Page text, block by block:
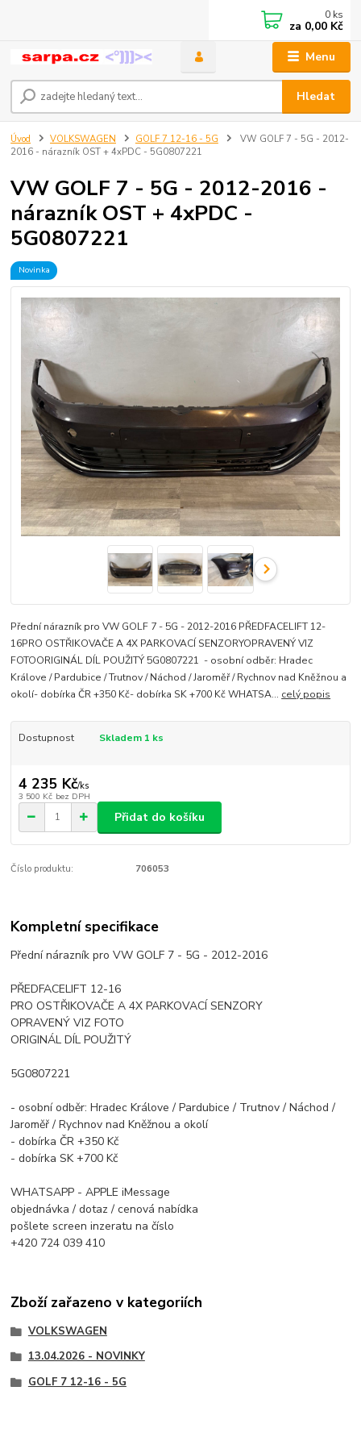
Menu
Hledat
0 ks
za 0,00 Kč
Úvod VOLKSWAGEN GOLF 7 12-16 - 5G
VW GOLF 7 - 5G - 2012-
2016 - nárazník OST + 4xPDC - 5G0807221
VW GOLF 7 - 5G - 2012-2016 -
nárazník OST + 4xPDC -
5G0807221
Novinka
Přední nárazník pro VW GOLF 7 - 5G - 2012-2016 PŘEDFACELIFT 12-
16PRO OSTŘIKOVAČE A 4X PARKOVACÍ SENZORYOPRAVENÝ VIZ
FOTOORIGINÁL DÍL POUŽITÝ 5G0807221 - osobní odběr: Hradec
Králove / Pardubice / Trutnov / Náchod / Jaroměř / Rychnov nad Kněžnou a
okolí- dobírka ČR +350 Kč- dobírka SK +700 Kč WHATSA... celý popis
Dostupnost Skladem 1 ks
4 235 Kč/ks
3 500 Kč bez DPH
Přidat do košíku
Číslo produktu: 706053
Kompletní specifikace
Přední nárazník pro VW GOLF 7 - 5G - 2012-2016
PŘEDFACELIFT 12-16
PRO OSTŘIKOVAČE A 4X PARKOVACÍ SENZORY
OPRAVENÝ VIZ FOTO
ORIGINÁL DÍL POUŽITÝ
5G0807221
- osobní odběr: Hradec Králove / Pardubice / Trutnov / Náchod /
Jaroměř / Rychnov nad Kněžnou a okolí
- dobírka ČR +350 Kč
- dobírka SK +700 Kč
WHATSAPP - APPLE iMessage
objednávka / dotaz / cenová nabídka
pošlete screen inzeratu na číslo
+420 724 039 410
Zboží zařazeno v kategoriích
VOLKSWAGEN
13.04.2026 - NOVINKY
GOLF 7 12-16 - 5G